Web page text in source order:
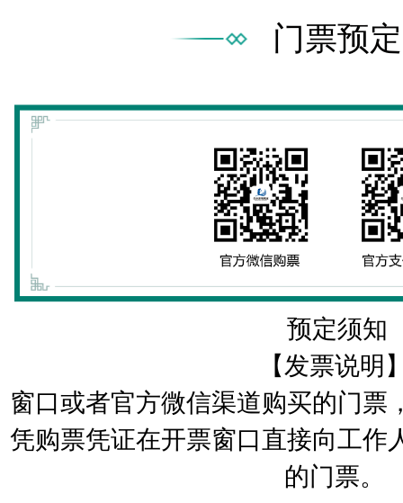
门票预定
预定须知
【发票说明
窗口或者官方微信渠道购买的门票
凭购票凭证在开票窗口直接向工作
的门票。